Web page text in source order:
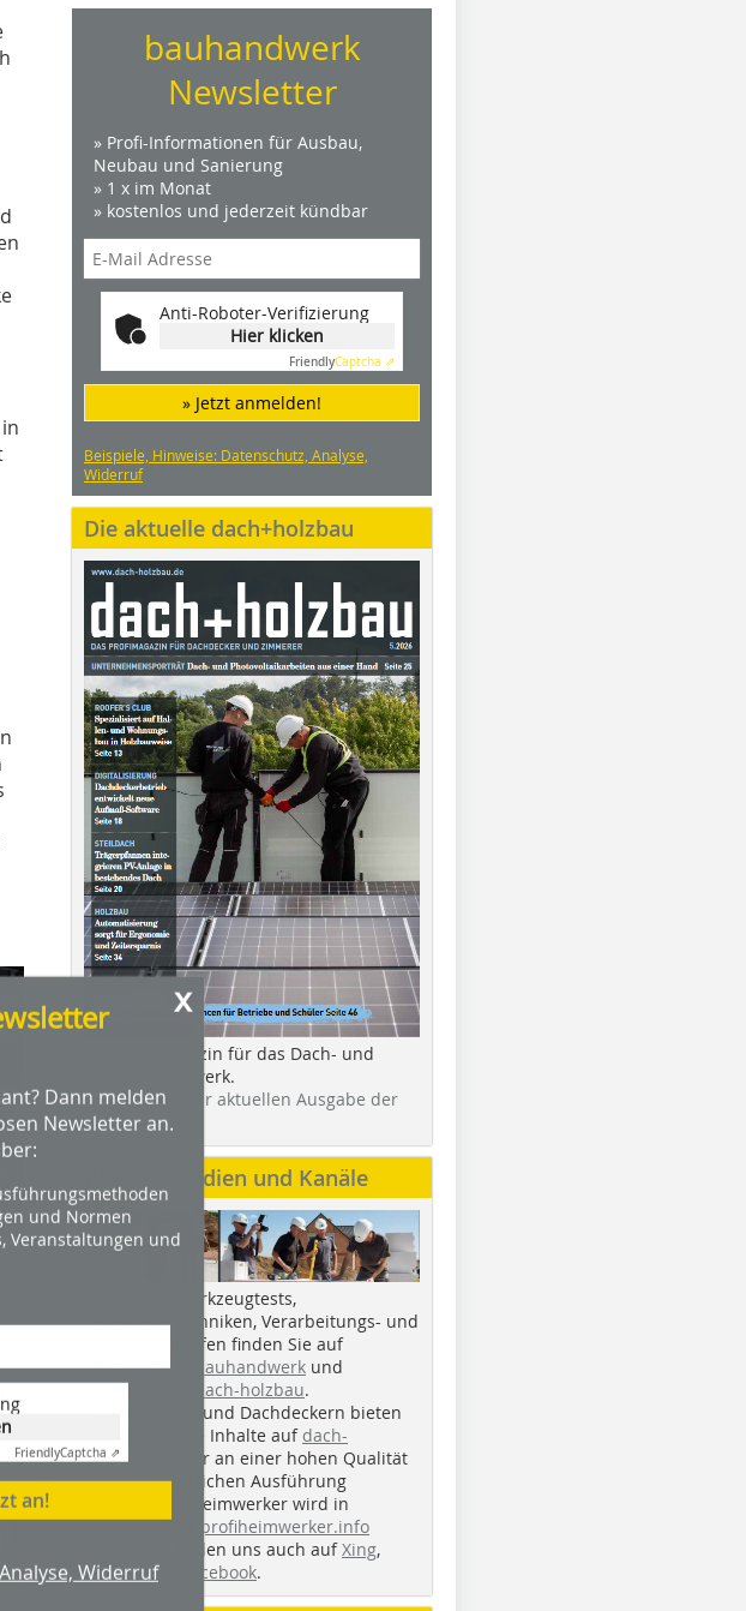
x
Dann melden
Newsletter an.
und Normen
Veranstaltungen und
FriendlyCaptcha ⇗
an!
Widerruf
bauhandwerk
Newsletter
» Profi-Informationen für Ausbau,
Neubau und Sanierung
» 1 x im Monat
» kostenlos und jederzeit kündbar
Anti-Roboter-Verifizierung
Hier klicken
FriendlyCaptcha ⇗
» Jetzt anmelden!
Beispiele, Hinweise: Datenschutz, Analyse,
Widerruf
Die aktuelle dach+holzbau
Das Profimagazin für das Dach- und
Holzbauhandwerk.
Hier geht es zur aktuellen Ausgabe der
dach+holzbau.
Weitere Medien und Kanäle
Videos von Werkzeugtests,
Handwerkstechniken, Verarbeitungs- und
Montageabläufen finden Sie auf
youtube.com/bauhandwerk und
youtube.com/dach-holzbau.
Zimmerleuten und Dachdeckern bieten
wir spannende Inhalte auf dach-
holzbau.de
, der an einer hohen Qualität
der handwerklichen Ausführung
interessierte Heimwerker wird in
unserem Blog
profiheimwerker.info
fündig. Sie finden uns auch aufXing,
Twitterund Facebook.